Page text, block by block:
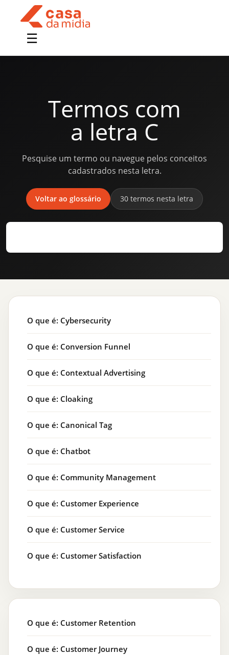
Termos com
a letra C
Pesquise um termo ou navegue pelos conceitos
cadastrados nesta letra.
Voltar ao glossário 30 termos nesta letra
O que é: Cybersecurity
O que é: Conversion Funnel
O que é: Contextual Advertising
O que é: Cloaking
O que é: Canonical Tag
O que é: Chatbot
O que é: Community Management
O que é: Customer Experience
O que é: Customer Service
O que é: Customer Satisfaction
O que é: Customer Retention
O que é: Customer Journey